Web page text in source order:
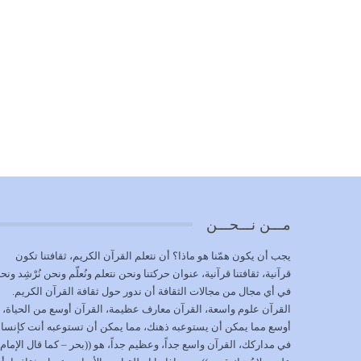
مـــن نـــحـــن
يجب أن يكون همّنا هو ماذا؟ أن نتعلم القرآن الكريم، ثقافتنا تكون
قرآنية، ثقافتنا قرآنية، عنوان حركتنا ونحن نتعلم ونُعلّم ونحن نُرْشِد
في أي مجال من مجالات الثقافة أن ندور حول ثقافة القرآن الكريم.
القرآن علوم واسعة، القرآن معارف عظيمة، القرآن أوسع من الحياة،
أوسع مما يمكن أن يستوعبه ذهنك، مما يمكن أن تستوعبه أنت
في مداركك، القرآن واسع جداً، وعظيم جداً، هو ((بحر – كما قال الإمام